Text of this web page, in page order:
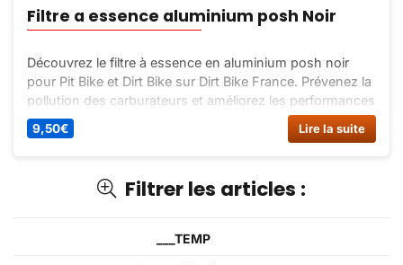
Filtrer les articles :
___TEMP
Filtre a essence aluminium posh Noir
Découvrez le filtre à essence en aluminium posh noir
pour Pit Bike et Dirt Bike sur Dirt Bike France. Prévenez la
pollution des carburateurs et améliorez les performances
de votre moteur. Livraison rapide et paiement sécurisé.
9,50€ Lire la suite